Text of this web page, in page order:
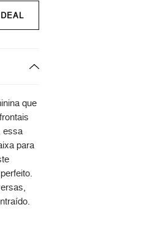
que
essa
para